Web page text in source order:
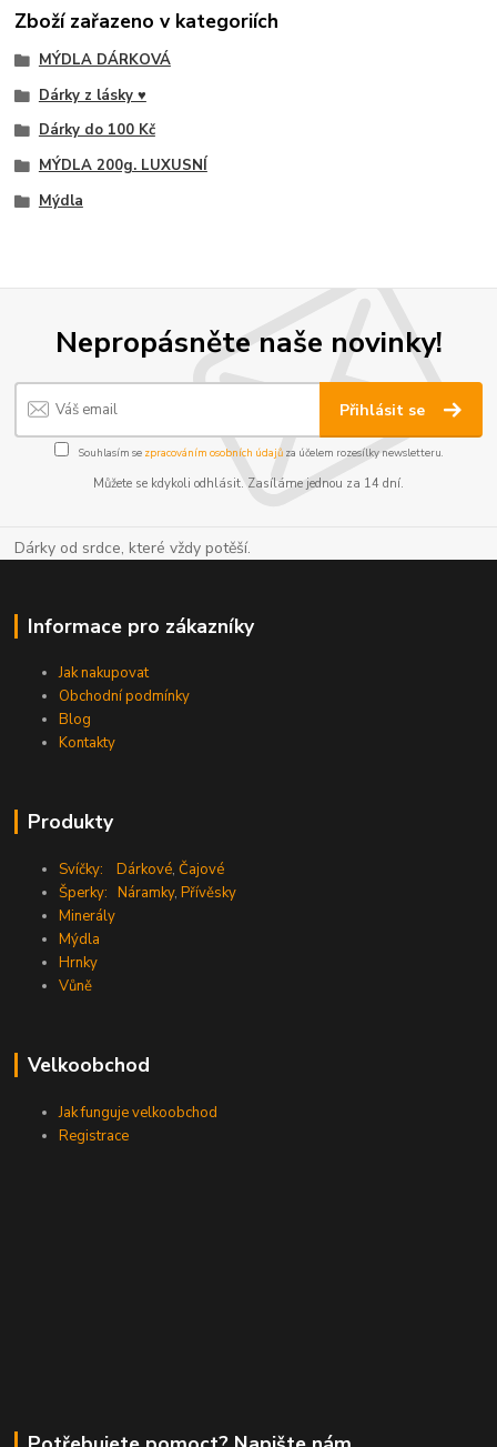
Zboží zařazeno v kategoriích
MÝDLA DÁRKOVÁ
Dárky z lásky ♥
Dárky do 100 Kč
MÝDLA 200g. LUXUSNÍ
Mýdla
Nepropásněte naše novinky!
Přihlásit se
Souhlasím se zpracováním osobních údajůza účelem rozesílky newsletteru.
Můžete se kdykoli odhlásit. Zasíláme jednou za 14 dní.
Dárky od srdce, které vždy potěší.
Informace pro zákazníky
Jak nakupovat
Obchodní podmínky
Blog
Kontakty
Produkty
Svíčky: Dárkové,Čajové
Šperky: Náramky,Přívěsky
Minerály
Mýdla
Hrnky
Vůně
Velkoobchod
Jak funguje velkoobchod
Registrace